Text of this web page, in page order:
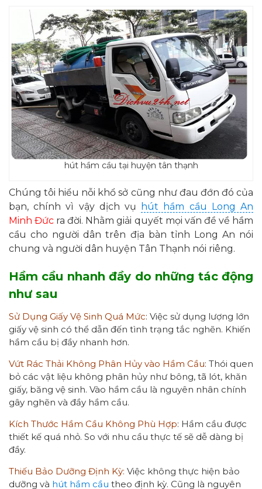
hút hầm cầu tại huyện tân thạnh
Chúng tôi hiểu nỗi khổ sở cũng như đau đớn đó của
bạn, chính vì vậy dịch vụ
hút hầm cầu Long An
Minh Đức ra đời. Nhằm giải quyết mọi vấn đề về hầm
cầu cho người dân trên địa bàn tỉnh Long An nói
chung và người dân huyện Tân Thạnh nói riêng.
Hầm cầu nhanh đầy do những tác động
như sau
Sử Dụng Giấy Vệ Sinh Quá Mức: Việc sử dụng lượng lớn
giấy vệ sinh có thể dẫn đến tình trạng tắc nghẽn. Khiến
hầm cầu bị đầy nhanh hơn.
Vứt Rác Thải Không Phân Hủy vào Hầm Cầu: Thói quen
bỏ các vật liệu không phân hủy như bông, tã lót, khăn
giấy, băng vệ sinh. Vào hầm cầu là nguyên nhân chính
gây nghẽn và đầy hầm cầu.
Kích Thước Hầm Cầu Không Phù Hợp: Hầm cầu được
thiết kế quá nhỏ. So với nhu cầu thực tế sẽ dễ dàng bị
đầy.
Thiếu Bảo Dưỡng Định Kỳ: Việc không thực hiện bảo
dưỡng và hút hầm cầu theo định kỳ. Cũng là nguyên